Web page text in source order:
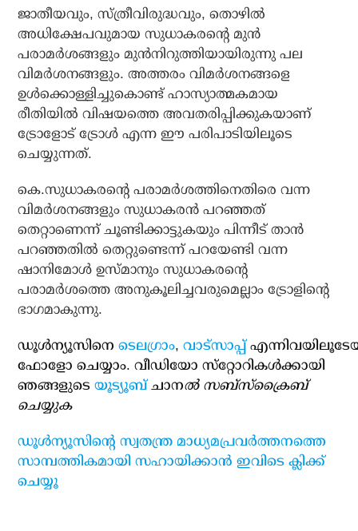
ജാതീയവും, സ്ത്രീവിരുദ്ധവും, തൊഴില്‍
അധിക്ഷേപവുമായ സുധാകരന്റെ മുന്‍
പരാമര്‍ശങ്ങളും മുന്‍നിറുത്തിയായിരുന്നു പല
വിമര്‍ശനങ്ങളും. അത്തരം വിമര്‍ശനങ്ങളെ
ഉള്‍ക്കൊള്ളിച്ചുകൊണ്ട് ഹാസ്യാത്മകമായ
രീതിയില്‍ വിഷയത്തെ അവതരിപ്പിക്കുകയാണ്
ട്രോളോട് ട്രോള്‍ എന്ന ഈ പരിപാടിയിലൂടെ
ചെയ്യുന്നത്.
കെ.സുധാകരന്റെ പരാമര്‍ശത്തിനെതിരെ വന്ന
വിമര്‍ശനങ്ങളും സുധാകരന്‍ പറഞ്ഞത്
തെറ്റാണെന്ന് ചൂണ്ടിക്കാട്ടുകയും പിന്നീട് താന്‍
പറഞ്ഞതില്‍ തെറ്റുണ്ടെന്ന് പറയേണ്ടി വന്ന
ഷാനിമോള്‍ ഉസ്മാനും സുധാകരന്റെ
പരാമര്‍ശത്തെ അനുകൂലിച്ചവരുമെല്ലാം ട്രോളിന്റെ
ഭാഗമാകുന്നു.
ഡൂള്‍ന്യൂസിനെടെലഗ്രാം,വാട്‌സാപ്പ്
ഫോളോ ചെയ്യാം. വീഡിയോ സ്‌റ്റോറികള്‍ക്കായി
ഞങ്ങളുടെയൂട്യൂബ്ചാനല്‍ സബ്‌സ്‌ക്രൈബ്
ചെയ്യുക
ഡൂള്‍ന്യൂസിന്റെ സ്വതന്ത്ര മാധ്യമപ്രവര്‍ത്തനത്തെ
സാമ്പത്തികമായി സഹായിക്കാന്‍ ഇവിടെ ക്ലിക്ക്
ചെയ്യൂ